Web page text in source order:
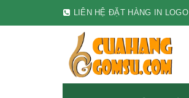
LIÊN HỆ ĐẶT HÀNG IN LOGO